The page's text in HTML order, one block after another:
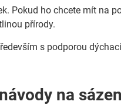
Pokud ho chcete mít na
přírody.
s podporou
na